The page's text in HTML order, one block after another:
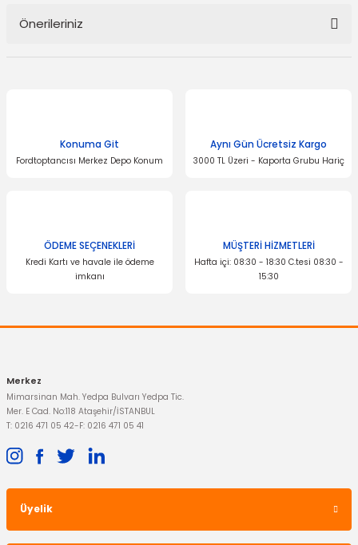
Önerileriniz
Ürün resmi kalitesiz, bozuk veya görüntülenemiyor.
Bu ürüne benzer farklı alternatifler olmalı.
Konuma Git
Fordtoptancısı Merkez Depo Konum
Aynı Gün Ücretsiz Kargo
3000 TL Üzeri - Kaporta Grubu Hariç
ÖDEME SEÇENEKLERİ
Kredi Kartı ve havale ile ödeme
imkanı
MÜŞTERİ HİZMETLERİ
Hafta içi: 08:30 - 18:30 C.tesi 08:30 -
15:30
Merkez
Mimarsinan Mah. Yedpa Bulvarı Yedpa Tic.
Mer. E Cad. No:118 Ataşehir/İSTANBUL
T: 0216 471 05 42-F: 0216 471 05 41
Üyelik